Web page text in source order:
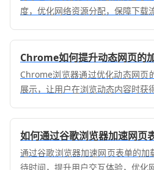
度，优化网络资源分配，保障下载
Chrome如何提升动态网页的
Chrome浏览器通过优化动态网页
展示，让用户在浏览动态内容时获
如何通过谷歌浏览器加速网页
通过谷歌浏览器加速网页表单的
待时间，提升用户交互体验，优化